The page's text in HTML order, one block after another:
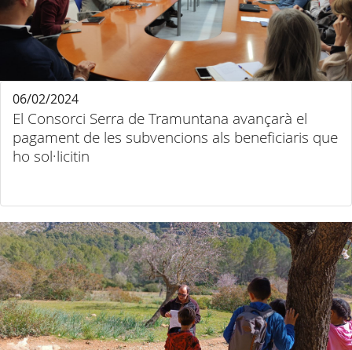
El Consorci Serra de Tramuntana avançarà el
pagament de les subvencions als beneficiaris que
ho sol·licitin
06/02/2024